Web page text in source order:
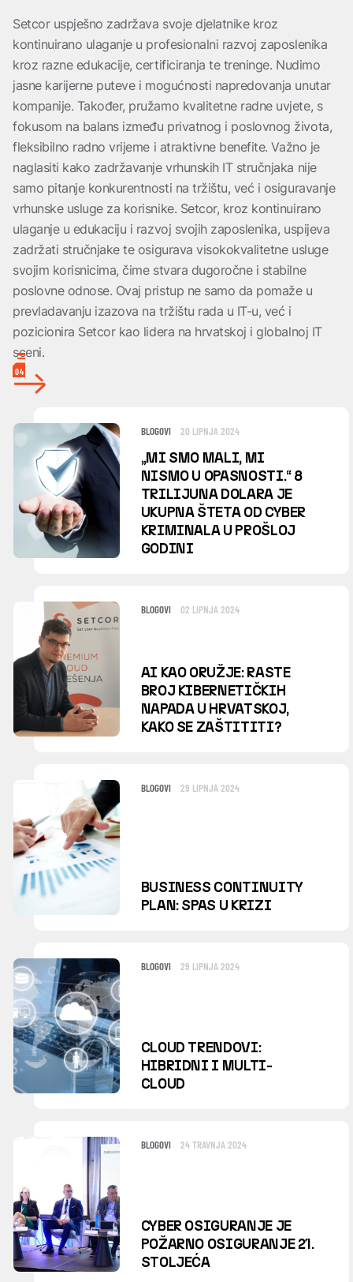
Setcor uspješno zadržava svoje djelatnike kroz
kontinuirano ulaganje u profesionalni razvoj zaposlenika
kroz razne edukacije, certificiranja te treninge. Nudimo
jasne karijerne puteve i mogućnosti napredovanja unutar
kompanije. Također, pružamo kvalitetne radne uvjete, s
fokusom na balans između privatnog i poslovnog života,
fleksibilno radno vrijeme i atraktivne benefite. Važno je
naglasiti kako zadržavanje vrhunskih IT stručnjaka nije
samo pitanje konkurentnosti na tržištu, već i osiguravanje
vrhunske usluge za korisnike. Setcor, kroz kontinuirano
ulaganje u edukaciju i razvoj svojih zaposlenika, uspijeva
zadržati stručnjake te osigurava visokokvalitetne usluge
svojim korisnicima, čime stvara dugoročne i stabilne
poslovne odnose. Ovaj pristup ne samo da pomaže u
prevladavanju izazova na tržištu rada u IT-u, već i
pozicionira Setcor kao lidera na hrvatskoj i globalnoj IT
sceni.
04
BLOGOVI 20 LIPNJA 2024
„MI SMO MALI, MI
NISMO U OPASNOSTI.“ 8
TRILIJUNA DOLARA JE
UKUPNA ŠTETA OD CYBER
KRIMINALA U PROŠLOJ
GODINI
BLOGOVI 02 LIPNJA 2024
AI KAO ORUŽJE: RASTE
BROJ KIBERNETIČKIH
NAPADA U HRVATSKOJ,
KAKO SE ZAŠTITITI?
BLOGOVI 29 LIPNJA 2024
BUSINESS CONTINUITY
PLAN: SPAS U KRIZI
BLOGOVI 29 LIPNJA 2024
CLOUD TRENDOVI:
HIBRIDNI I MULTI-
CLOUD
BLOGOVI 24 TRAVNJA 2024
CYBER OSIGURANJE JE
POŽARNO OSIGURANJE 21.
STOLJEĆA